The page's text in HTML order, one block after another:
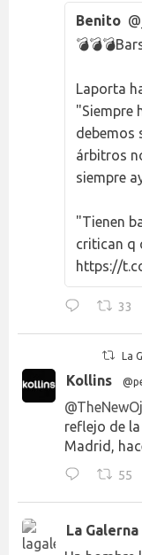
Benito
Laporta
"Siempre
debemos
árbitros
siempre
"Tienen
critican q
https://
33
La
Kollins
reflejo de
Madrid,
55
La Galerna